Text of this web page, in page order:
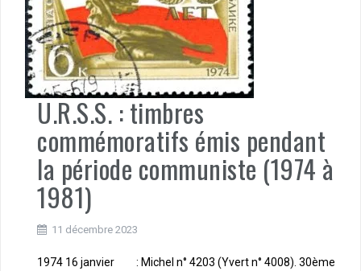
U.R.S.S. : timbres
commémoratifs émis pendant
la période communiste (1974 à
1981)
11 décembre 2023
1974 16 janvier : Michel n° 4203 (Yvert n° 4008). 30ème